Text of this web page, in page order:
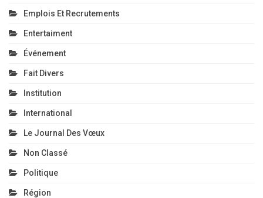
Emplois Et Recrutements
Entertaiment
Événement
Fait Divers
Institution
International
Le Journal Des Vœux
Non Classé
Politique
Région